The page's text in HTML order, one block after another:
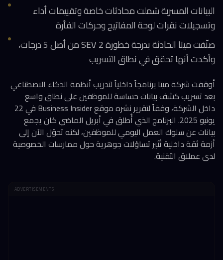
البيانات المسربة شملت محادثات خاصة وتقييمات أداء
وتسجيلات نقرات لوحة المفاتيح وحركات الفأرة
صنّفت ميتا الحادثة بدرجة خطورة SEV 2 من أصل 5 درجات،
وأكدت أنها تحقق في نطاق التسريب
أوقفت شركة ميتا برنامجاً داخلياً لتدريب أنظمة الذكاء الاصطناعي
بعد تسريب كشف بيانات حساسة للموظفين على نطاق واسع
داخل الشركة، وفقاً لتقرير نشره موقع Business Insider في 22
يونيو 2025. البرنامج الذي أُطلق في أبريل الماضي كان يجمع
بيانات عن سلوك العمل اليومي للموظفين، لكنه تحوّل الآن إلى
أزمة ثقة داخلية تُثير تساؤلات جوهرية حول ممارسات الخصوصية
لدى عملاق التقنية.
ADVERTISEMENTS